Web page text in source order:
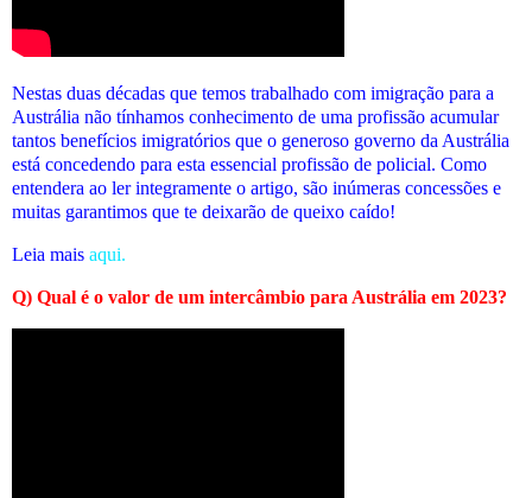
Nestas duas décadas que temos trabalhado com imigração para a
Austrália não tínhamos conhecimento de uma profissão acumular
tantos benefícios imigratórios que o generoso governo da Austrália
está concedendo para esta essencial profissão de policial. Como
entendera ao ler integramente o artigo, são inúmeras concessões e
muitas garantimos que te deixarão de queixo caído!
Leia mais aqui.
Q) Qual é o valor de um intercâmbio para Austrália em 2023?